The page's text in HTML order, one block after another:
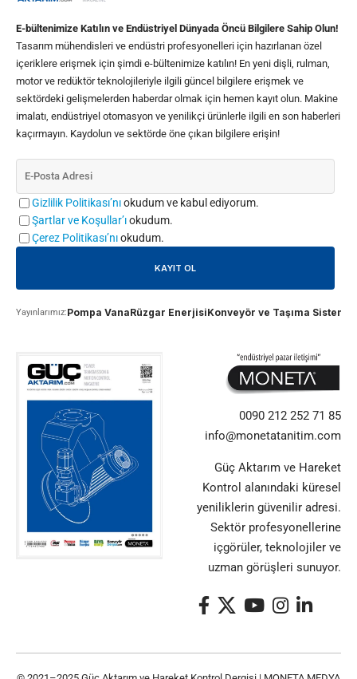
E-bültenimize Katılın ve Endüstriyel Dünyada Öncü Bilgilere Sahip Olun!
Tasarım mühendisleri ve endüstri profesyonelleri için hazırlanan özel
içeriklere erişmek için şimdi e-bültenimize katılın! En yeni dişli, rulman,
motor ve redüktör teknolojileriyle ilgili güncel bilgilere erişmek ve
sektördeki gelişmelerden haberdar olmak için hemen kayıt olun. Makine
imalatı, endüstriyel otomasyon ve yenilikçi ürünlerle ilgili en son haberleri
kaçırmayın. Kaydolun ve sektörde öne çıkan bilgilere erişin!
Gizlilik Politikası’nıokudum ve kabul ediyorum.
Şartlar ve Koşullar’ıokudum.
Çerez Politikası’nıokudum.
Yayınlarımız:Pompa VanaRüzgar EnerjisiKonveyör ve Taşıma
0090 212 252 71 85
info@monetatanitim.com
Güç Aktarım ve Hareket
Kontrol alanındaki küresel
yeniliklerin güvenilir adresi.
Sektör profesyonellerine
içgörüler, teknolojiler ve
uzman görüşleri sunuyor.